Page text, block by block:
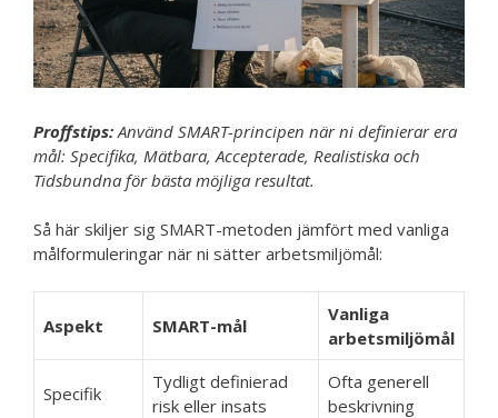
Proffstips: Använd SMART-principen när ni definierar era
mål: Specifika, Mätbara, Accepterade, Realistiska och
Tidsbundna för bästa möjliga resultat.
Så här skiljer sig SMART-metoden jämfört med vanliga
målformuleringar när ni sätter arbetsmiljömål:
Aspekt SMART-mål
Vanliga
arbetsmiljömål
Specifik
Tydligt definierad
risk eller insats
Ofta generell
beskrivning